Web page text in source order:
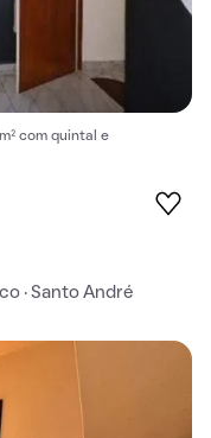
com quintal e
· Santo André